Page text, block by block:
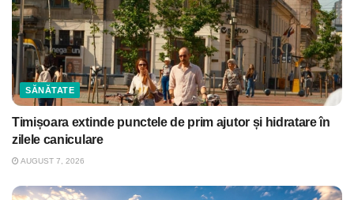
SĂNĂTATE
Timișoara extinde punctele de prim ajutor și hidratare în
zilele caniculare
AUGUST 7, 2026